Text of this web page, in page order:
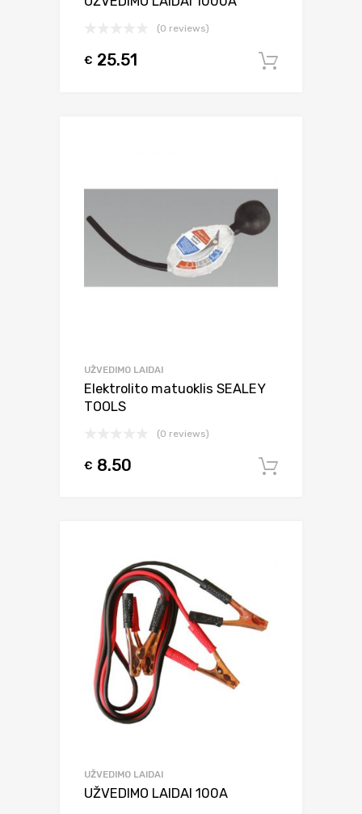
(0 reviews)
€ 25.51
UŽVEDIMO LAIDAI
Elektrolito matuoklis SEALEY
TOOLS
(0 reviews)
€ 8.50
UŽVEDIMO LAIDAI
UŽVEDIMO LAIDAI 100A